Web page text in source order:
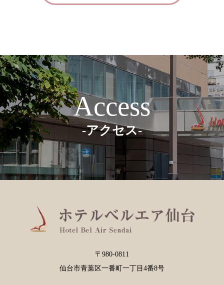
Access
-アクセス-
〒980-0811
仙台市青葉区一番町一丁目4番8号